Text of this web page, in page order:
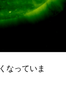
なっていま